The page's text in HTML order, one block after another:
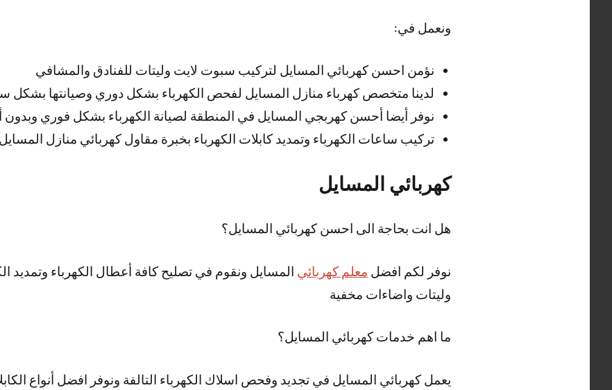
ونعمل في:
نؤمن احسن كهربائي المسايل لتركيب سبوت لايت وليتات للفنادق والمشافي
لدينا متخصص كهرباء منازل المسايل لفحص الكهرباء بشكل دوري وصيانتها بشكل
نوفر أيضا أحسن كهربجي المسايل في المنطقة لصيانة الكهرباء بشكل فوري وبدون
تركيب ساعات الكهرباء وتمديد كابلات الكهرباء بخبرة مقاول كهربائي منازل المسايل
كهربائي المسايل
هل انت بحاجة الى احسن كهربائي المسايل؟
نوفر لكم افضل معلم كهربائي المسايل ونقوم في تصليح كافة أعطال الكهرباء وتمديد
وليتات واضاءات مخفية
ما اهم خدمات كهربائي المسايل؟
يعمل كهربائي المسايل في تجديد وفحص اسلاك الكهرباء التالفة ونوفر افضل أنواع